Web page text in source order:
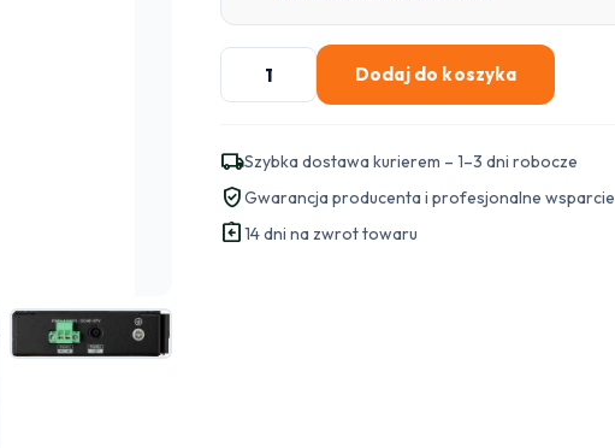
ilość
Switch
BCS
LINE
BCS-
L-
Dodaj do koszyka
local_shippingSzybka dostawa kurierem – 1–3 dni robocze
verified_userGwarancja producenta i profesjonalne wsparcie
assignment_return14 dni na zwrot towaru